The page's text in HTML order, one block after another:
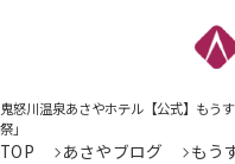
鬼怒川温泉あさやホテル【公式】もう
祭」
TOP あさやブログ もう